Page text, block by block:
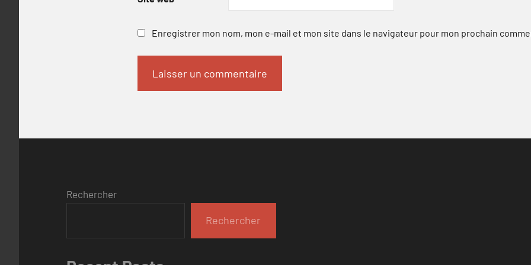
Enregistrer mon nom, mon e-mail et mon site dans le navigateur pour mon prochain
Rechercher
Rechercher